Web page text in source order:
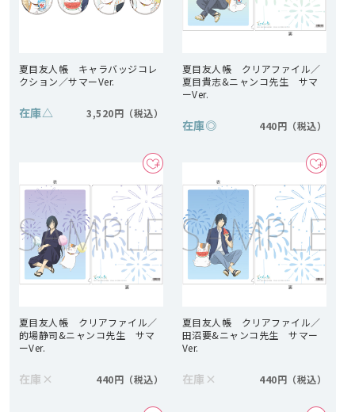
夏目友人帳 キャラバッジコレ
クション／サマーVer.
在庫△ 3,520円
夏目友人帳 クリアファイル／
夏目貴志&ニャンコ先生 サマ
ーVer.
在庫◎ 440円
夏目友人帳 クリアファイル／
的場静司&ニャンコ先生 サマ
ーVer.
在庫 × 440円
夏目友人帳 クリアファイル／
田沼要&ニャンコ先生 サマー
Ver.
在庫 × 440円